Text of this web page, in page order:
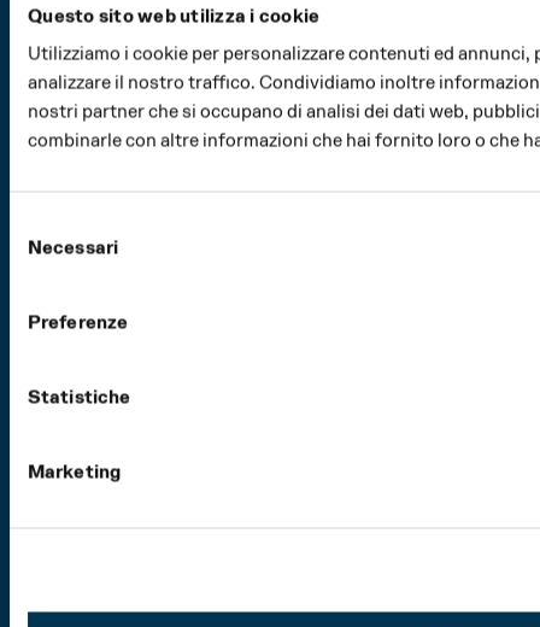
Questo sito web utilizza i cookie
Utilizziamo i cookie per personalizzare contenuti ed
analizzare il nostro traffico. Condividiamo inoltre
nostri partner che si occupano di analisi dei dati web,
combinarle con altre informazioni che hai fornito loro o che
delNecessari
Preferenze
Statistiche
Marketing